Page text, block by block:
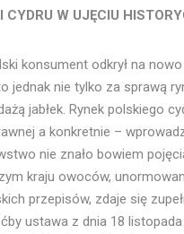
CYDRU W UJĘCIU
konsument odkrył na
jednak nie tylko za sprawą
jabłek. Rynek polskiego
a konkretnie –
nie znało bowiem
kraju owoców,
przepisów, zdaje się
ustawa z dnia 18 listopada